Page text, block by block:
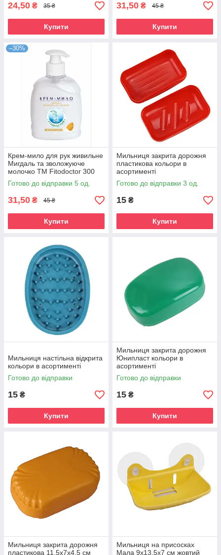
24,50 ₴ 35 ₴
Купити
31,50 ₴ 45 ₴
Купити
–30%
Крем-мило для рук живильне
Мигдаль та зволожуюче
молочко ТМ Fitodoctor 300
мл
Готово до відправки 5 од.
31,50 ₴ 45 ₴
Купити
Мильниця закрита дорожня
пластикова кольори в
асортименті
Готово до відправки 3 од.
15 ₴
Купити
Мильниця настільна відкрита
кольори в асортименті
Готово до відправки
15 ₴
Купити
Мильниця закрита дорожня
Юнипласт кольори в
асортименті
Готово до відправки
15 ₴
Купити
Мильниця закрита дорожня
пластикова 11,5х7х4,5 см
Мильниця на присосках
Мала 9х13,5х7 см жовтий